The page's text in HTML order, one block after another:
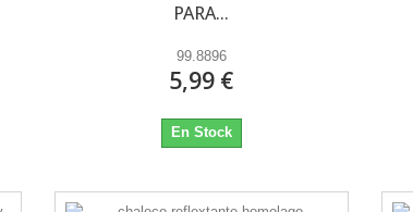
PARA...
99.8896
5,99 €
En Stock